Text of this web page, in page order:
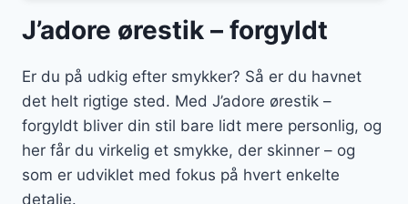
J’adore ørestik – forgyldt
Er du på udkig efter smykker? Så er du havnet
det helt rigtige sted. Med J’adore ørestik –
forgyldt bliver din stil bare lidt mere personlig, og
her får du virkelig et smykke, der skinner – og
som er udviklet med fokus på hvert enkelte
detalje.